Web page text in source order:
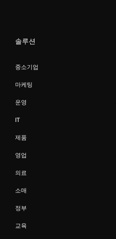
솔루션
중소기업
마케팅
운영
IT
제품
영업
의료
소매
정부
교육